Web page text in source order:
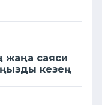
жаңа саяси
кезең